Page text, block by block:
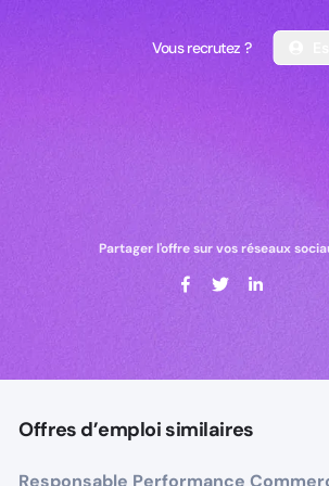
Vous recrutez ?
Vous recrutez ?
Partager l'offre sur vos réseaux
Offres d’emploi similaires
Responsable Performance